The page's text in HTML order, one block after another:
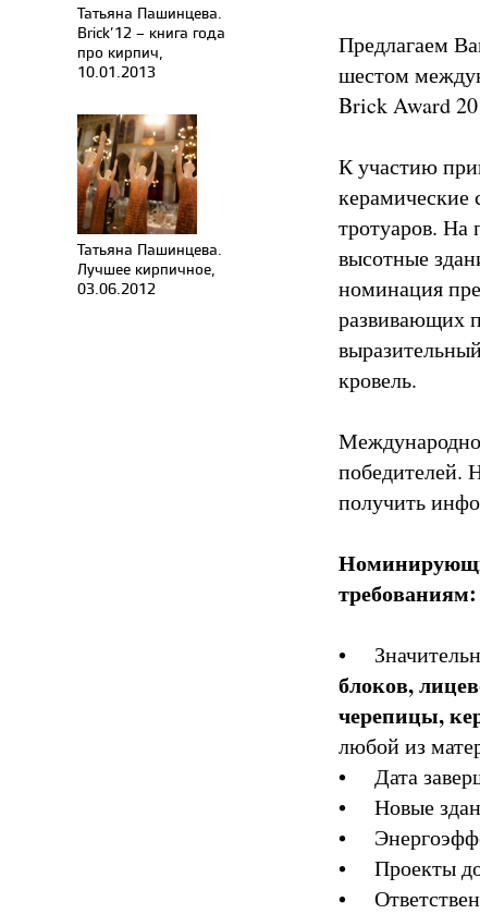
Татьяна Пашинцева.
Brick’12 – книга года
про кирпич,
10.01.2013
Татьяна Пашинцева.
Лучшее кирпичное,
03.06.2012
Предлагаем
шестом
Brick Award
К участию
керамические
тротуаров.
высотные
номинация
развивающих
кровель.
победителей.
получить
требованиям:
•
блоков,
черепицы,
любой из
• Дата
• Новые
•
• Проекты
•